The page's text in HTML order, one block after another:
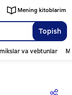
Topish
Mening kitoblarim
va vebtunlar